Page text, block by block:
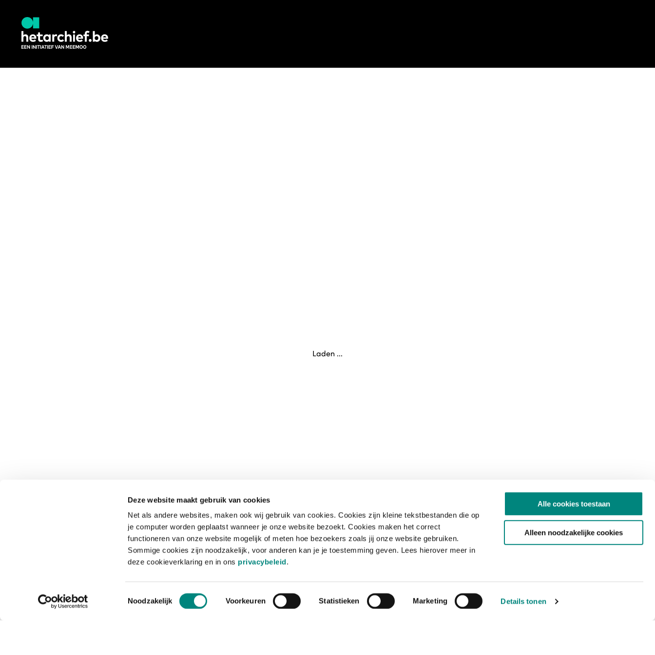
Deze website maakt gebruik van cookies
Net als andere websites, maken ook wij gebruik van cookies. Cookies zijn kleine tekstbestanden die op
je computer worden geplaatst wanneer je onze website bezoekt. Cookies maken het correct
functioneren van onze website mogelijk of meten hoe bezoekers zoals jij onze website gebruiken.
Sommige cookies zijn noodzakelijk, voor anderen kan je je toestemming geven. Lees hierover meer in
deze cookieverklaring en in ons privacybeleid.
Toestemmingsselectie
Noodzakelijk Voorkeuren Statistieken Marketing Details tonen
Alle cookies toestaan
Alleen noodzakelijke cookies
Laden ...